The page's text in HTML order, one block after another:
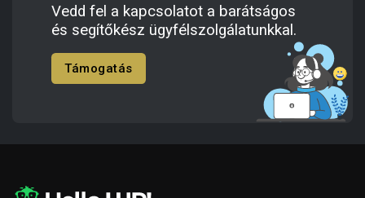
Vedd fel a kapcsolatot a barátságos
és segítőkész ügyfélszolgálatunkkal.
Támogatás